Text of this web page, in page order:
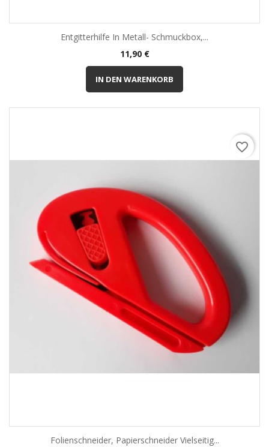
Entgitterhilfe In Metall- Schmuckbox,...
Preis
11,90 €
IN DEN WARENKORB
Folienschneider, Papierschneider Vielseitig...
favorite_border